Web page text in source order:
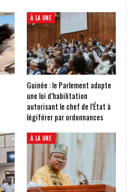
À LA UNE
Guinée : le Parlement adopte
une loi d’habilitation
autorisant le chef de l’État à
légiférer par ordonnances
À LA UNE